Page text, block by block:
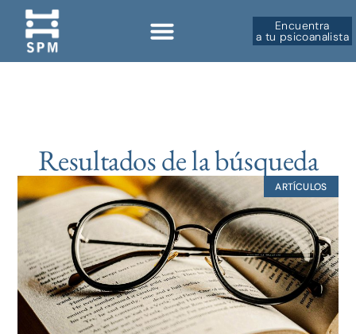
Encuentra
a tu psicoanalista
Resultados de la búsqueda
ARTÍCULOS